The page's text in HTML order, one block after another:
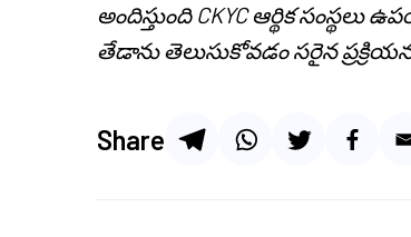
అందిస్తుంది CKYC ఆర్థిక
తేడాను తెలుసుకోవడం సరైన
Share